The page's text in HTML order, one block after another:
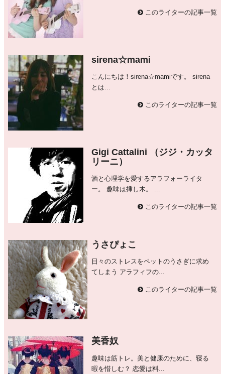
このライターの記事一覧
sirena☆mami
こんにちは！sirena☆mamiです。 sirena
とは...
このライターの記事一覧
Gigi Cattalini （ジジ・カッタ
リーニ）
酒と心理学を愛するアラフォーライタ
ー。 趣味は挿し木。 ...
このライターの記事一覧
うさぴょこ
日々のストレスをペットのうさぎに求め
てしまう アラフィフの...
このライターの記事一覧
美香奴
趣味は筋トレ。美と健康のために、寝る
暇を惜しむ？ 恋愛は料...